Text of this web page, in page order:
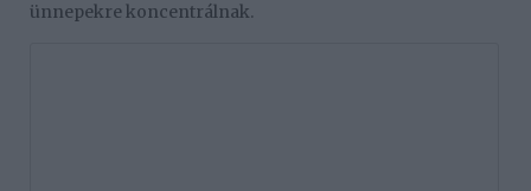
ünnepekre koncentrálnak.